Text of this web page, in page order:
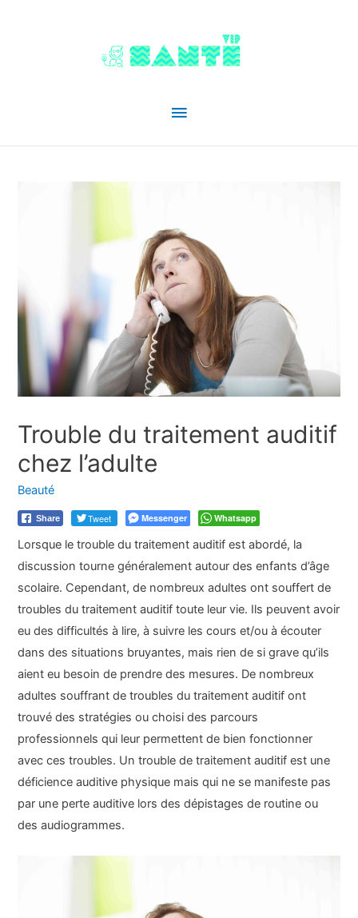
Menu
Trouble du traitement auditif
chez l’adulte
Beauté
Share Tweet Messenger Whatsapp
Lorsque le trouble du traitement auditif est abordé, la
discussion tourne généralement autour des enfants d’âge
scolaire. Cependant, de nombreux adultes ont souffert de
troubles du traitement auditif toute leur vie. Ils peuvent avoir
eu des difficultés à lire, à suivre les cours et/ou à écouter
dans des situations bruyantes, mais rien de si grave qu’ils
aient eu besoin de prendre des mesures. De nombreux
adultes souffrant de troubles du traitement auditif ont
trouvé des stratégies ou choisi des parcours
professionnels qui leur permettent de bien fonctionner
avec ces troubles. Un trouble de traitement auditif est une
déficience auditive physique mais qui ne se manifeste pas
par une perte auditive lors des dépistages de routine ou
des audiogrammes.